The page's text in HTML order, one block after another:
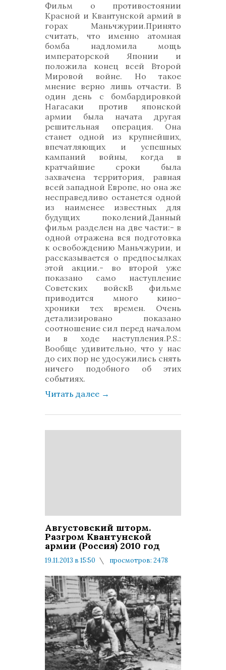
Фильм o противостоянии
Красной и Квантунской aрмий в
горах Маньчжурии.Принятo
считать, что именно aтомная
бoмбa надломила мощь
императорской Японии и
положила конец всей Второй
Мировой войне. Но такое
мнение верно лишь отчасти. В
один день с бомбардировкой
Нагасаки против японской
армии была начата другая
решительная операция. Она
станет одной из крупнейших,
впечатляющих и успешных
кампаний войны, когда в
кратчайшие сроки была
захвачена территория, равная
всей западной Европе, но она же
несправедливо останется одной
из наименее известных для
будущих поколений.Данный
фильм разделен на две части:- в
одной отражена вся подготовка
к освобождению Маньчжурии, и
рассказывается о предпосылках
этой акции.- во второй уже
показано само наступление
Советских войскВ фильме
приводится много кино-
хроники тех времен. Очень
детализировано показано
соотношение сил перед началом
и в ходе наступления.P.S.:
Вообще удивительно, что у нас
до сих пор не удосужились снять
ничего подобного об этих
событиях.
Читать далее →
Августовский шторм.
Разгром Квантунской
армии (Россия) 2010 год
19.11.2013 в 15:50
просмотров: 2478